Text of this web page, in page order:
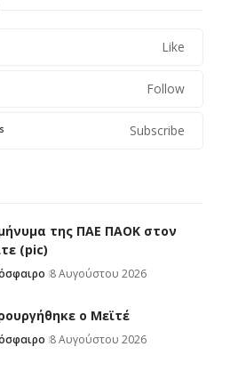
Like
Follow
Subscribe
της ΠΑΕ ΠΑΟΚ στον
(pic)
8 Αυγούστου 2026
ο Μεϊτέ
8 Αυγούστου 2026